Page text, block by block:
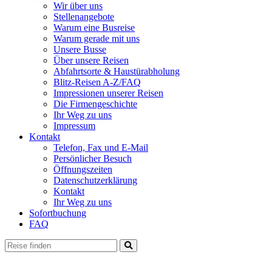
Wir über uns
Stellenangebote
Warum eine Busreise
Warum gerade mit uns
Unsere Busse
Über unsere Reisen
Abfahrtsorte & Haustürabholung
Blitz-Reisen A-Z/FAQ
Impressionen unserer Reisen
Die Firmengeschichte
Ihr Weg zu uns
Impressum
Kontakt
Telefon, Fax und E-Mail
Persönlicher Besuch
Öffnungszeiten
Datenschutzerklärung
Kontakt
Ihr Weg zu uns
Sofortbuchung
FAQ